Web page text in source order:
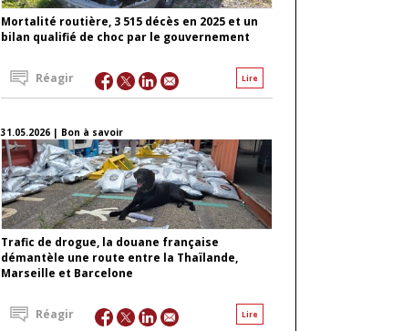
Mortalité routière, 3 515 décès en 2025 et un
bilan qualifié de choc par le gouvernement
Lire
Réagir
31.05.2026 | Bon à savoir
Trafic de drogue, la douane française
démantèle une route entre la Thaïlande,
Marseille et Barcelone
Lire
Réagir